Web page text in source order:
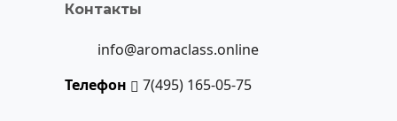
Контакты
info@aromaclass.online
Телефон
7(495) 165-05-75